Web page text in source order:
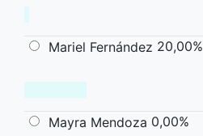
Mariel Fernández 20,00%
Mayra Mendoza 0,00%